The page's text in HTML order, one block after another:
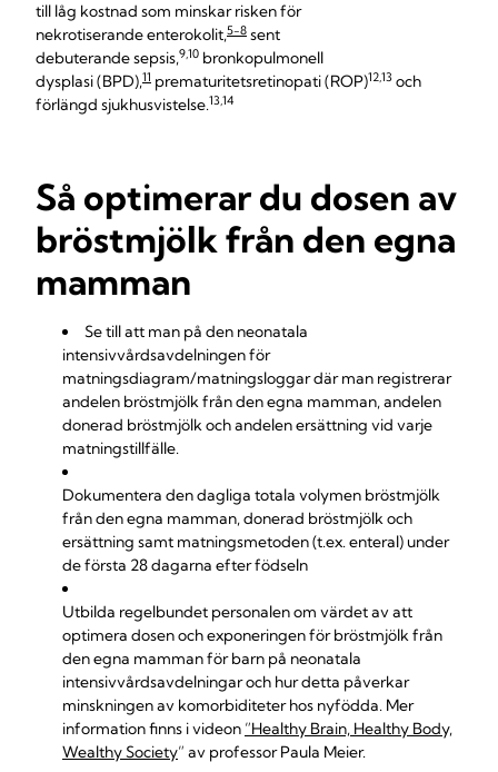
till låg kostnad som minskar risken för
nekrotiserande enterokolit,5-8 sent
debuterande sepsis,9,10 bronkopulmonell
dysplasi (BPD),11 prematuritetsretinopati (ROP)12,13 och
förlängd sjukhusvistelse.13,14
Så optimerar du dosen av
bröstmjölk från den egna
mamman
Se till att man på den neonatala
intensivvårdsavdelningen för
matningsdiagram/matningsloggar där man registrerar
andelen bröstmjölk från den egna mamman, andelen
donerad bröstmjölk och andelen ersättning vid varje
matningstillfälle.
Dokumentera den dagliga totala volymen bröstmjölk
från den egna mamman, donerad bröstmjölk och
ersättning samt matningsmetoden (t.ex. enteral) under
de första 28 dagarna efter födseln
Utbilda regelbundet personalen om värdet av att
optimera dosen och exponeringen för bröstmjölk från
den egna mamman för barn på neonatala
intensivvårdsavdelningar och hur detta påverkar
minskningen av komorbiditeter hos nyfödda. Mer
information finns i videon ”Healthy Brain, Healthy Body,
Wealthy Society” av professor Paula Meier.